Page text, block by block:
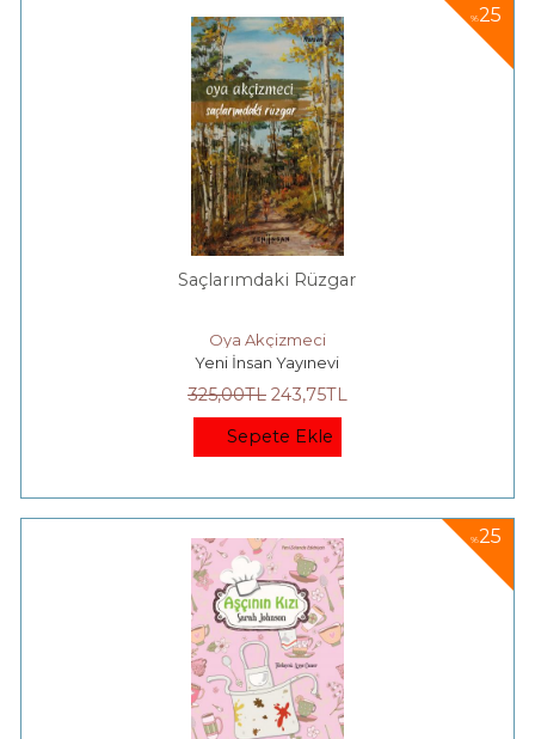
%25
Saçlarımdaki Rüzgar
Oya Akçizmeci
Yeni İnsan Yayınevi
325,00TL 243,75TL
Sepete Ekle
%25